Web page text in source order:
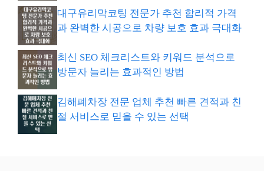
대구유리막코팅 전문가 추천 합리적 가격
과 완벽한 시공으로 차량 보호 효과 극대화
최신 SEO 체크리스트와 키워드 분석으로
방문자 늘리는 효과적인 방법
김해폐차장 전문 업체 추천 빠른 견적과 친
절 서비스로 믿을 수 있는 선택